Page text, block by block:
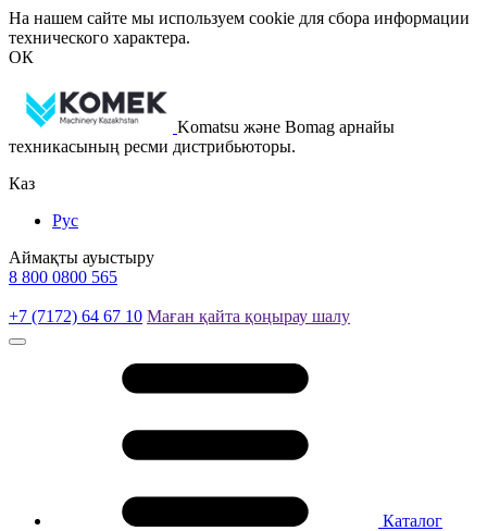
На нашем сайте мы используем cookie для сбора информации
технического характера.
ОК
Komatsu және Bomag арнайы
техникасының ресми дистрибьюторы.
Каз
Рус
Аймақты ауыстыру
8 800 0800 565
+7 (7172) 64 67 10 Маған қайта қоңырау шалу
Каталог